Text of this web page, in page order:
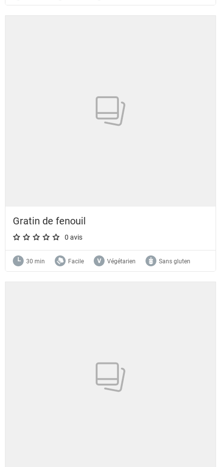
Gratin de fenouil
A star rating of 0 out of 5.
0 avis
30 min Facile Végétarien Sans gluten